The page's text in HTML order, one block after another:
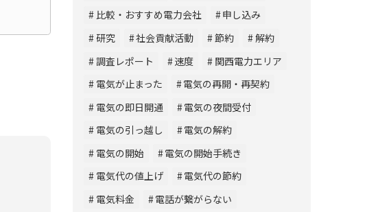
比較・おすすめ電力会社
申し込み
研究
社会貢献活動 節約
解約
調査レポート
速度
関西電力エリア
電気が止まった
電気の再開・再契約
電気の即日開通
電気の夜間受付
電気の引っ越し
電気の解約
電気の開始
電気の開始手続き
電気代の値上げ
電気代の節約
電気料金
電話が繋がらない